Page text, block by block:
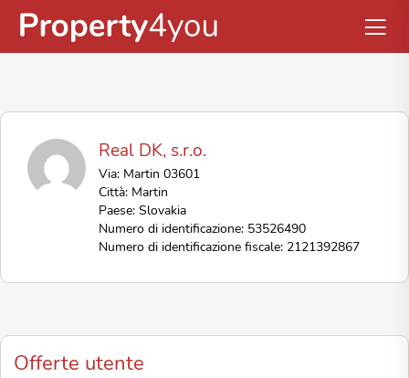
Real DK, s.r.o.
Via: Martin 03601
Città: Martin
Paese: Slovakia
Numero di identificazione: 53526490
Numero di identificazione fiscale: 2121392867
Offerte utente